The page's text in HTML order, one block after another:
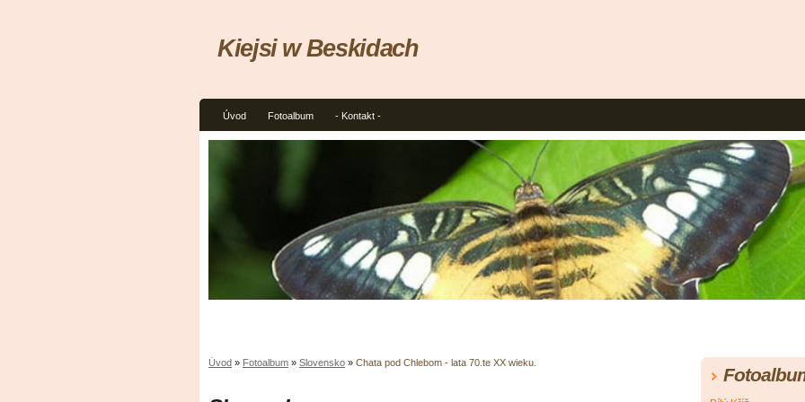
Úvod Fotoalbum - Kontakt -
Kiejsi w Beskidach
Úvod » Fotoalbum » Slovensko » Chata pod Chlebom - lata 70.te XX wieku.